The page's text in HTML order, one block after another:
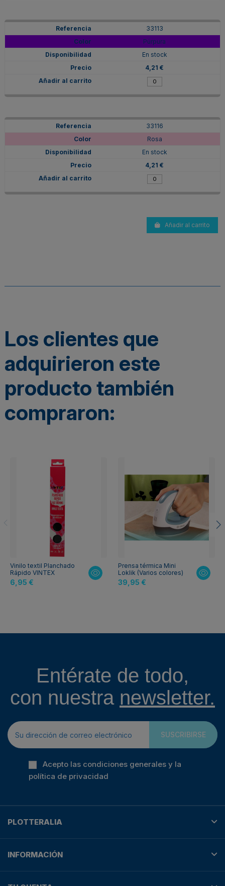
33113
Púrpura
En stock
4,21 €
33116
Rosa
En stock
4,21 €
Añadir al carrito
Los clientes que
adquirieron este
producto también
compraron:
Vinilo textil Planchado
Rápido VINTEX
6,95 €
Prensa térmica Mini
Loklik (Varios colores)
39,95 €
Entérate de todo,
con nuestra newsletter.
SUSCRIBIRSE
Acepto las condiciones generales y la
política de privacidad
PLOTTERALIA
INFORMACIÓN